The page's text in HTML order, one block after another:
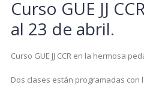
Curso GUE JJ
al 23 de abril.
Curso GUE JJ CCR en la hermosa
Dos clases están programadas con